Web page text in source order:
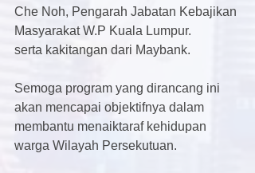
Che Noh, Pengarah Jabatan Kebajikan
Masyarakat W.P Kuala Lumpur.
serta kakitangan dari Maybank.
Semoga program yang dirancang ini
akan mencapai objektifnya dalam
membantu menaiktaraf kehidupan
warga Wilayah Persekutuan.